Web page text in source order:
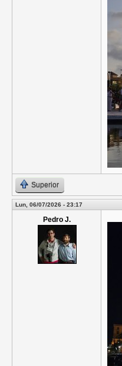
Superior
Lun, 06/07/2026 - 23:17
Pedro J.